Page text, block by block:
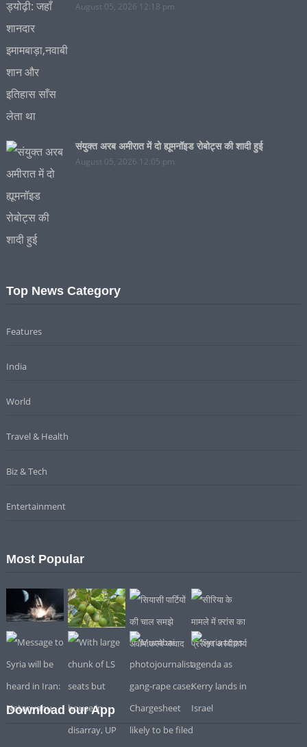
August 05, 2026 12:18 pm
संयुक्त अरब अमीरात में दो ह्यूमनॉइड रोबोट्स की शादी हुई
August 05, 2026 12:05 pm
Top News Category
Features
India
World
Travel & Health
Biz & Tech
Entertainment
Most Popular
Download our App